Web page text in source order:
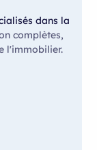
dans la
complètes,
l'immobilier.